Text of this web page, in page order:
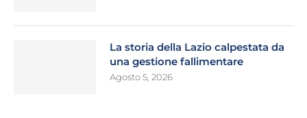
La storia della Lazio calpestata da
una gestione fallimentare
Agosto 5, 2026